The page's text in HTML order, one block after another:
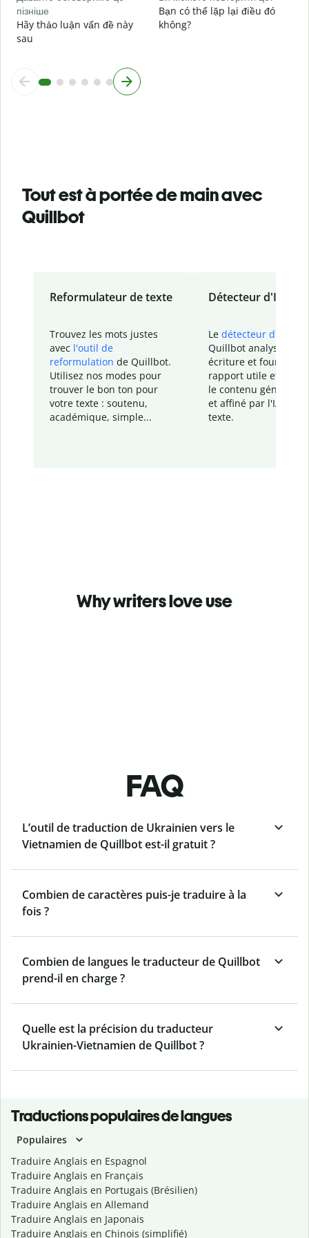
пізніше
Hãy thảo luận vấn đề này
sau
Bạn có thể lặp lại điều đó
không?
Tout est à portée de main avec
Quillbot
Reformulateur de texte
Trouvez les mots justes
avec l'outil de
reformulation de Quillbot.
Utilisez nos modes pour
trouver le bon ton pour
votre texte : soutenu,
académique, simple...
Détecteur d'IA
Le détecteur d'IA
Quillbot analyse votre
écriture et fournit un
rapport utile et
le contenu généré
et affiné par l'IA
texte.
Why writers love use
FAQ
L’outil de traduction de Ukrainien vers le
Vietnamien de Quillbot est-il gratuit ?
Combien de caractères puis-je traduire à la
fois ?
Combien de langues le traducteur de Quillbot
prend-il en charge ?
Quelle est la précision du traducteur
Ukrainien-Vietnamien de Quillbot ?
Traductions populaires de langues
Populaires
Traduire Anglais en Espagnol
Traduire Anglais en Français
Traduire Anglais en Portugais (Brésilien)
Traduire Anglais en Allemand
Traduire Anglais en Japonais
Traduire Anglais en Chinois (simplifié)